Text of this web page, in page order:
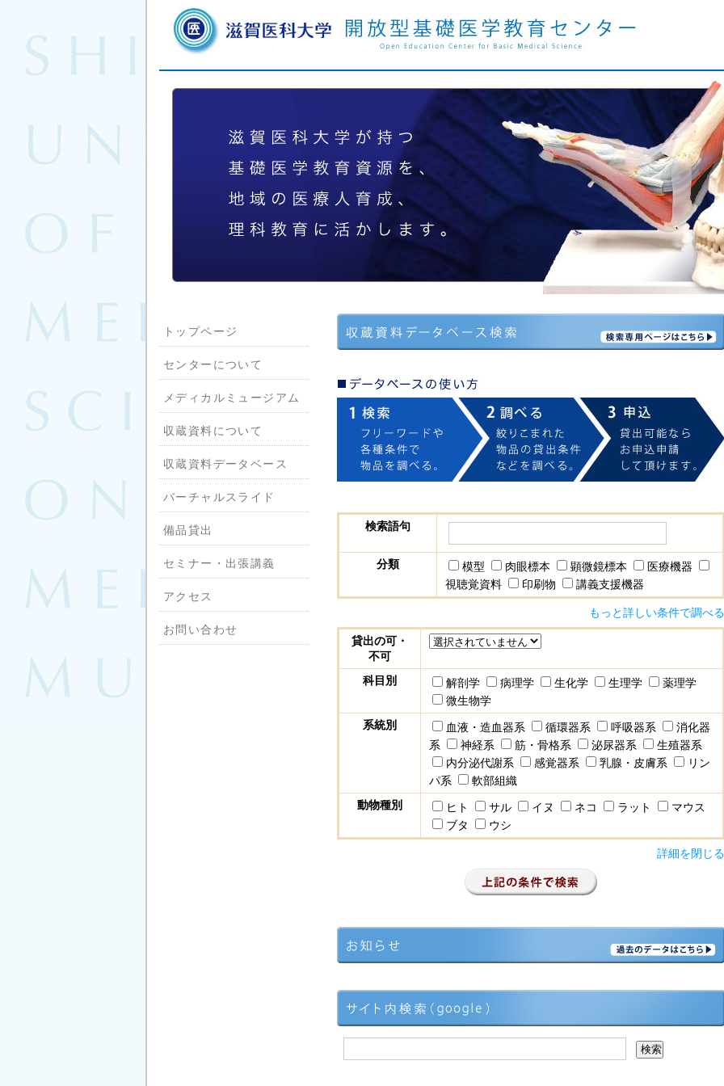
検索語句
分類 模型 肉眼標本 顕微鏡標本
医療機器
視聴覚資料
印刷物 講義支援機器
もっと詳しい条件で調べる
貸出の可・
不可
科目別
解剖学 病理学 生化学 生理学
薬理学
微生物学
系統別
血液・造血器系 循環器系 呼吸器系
消化器
系
神経系 筋・骨格系 泌尿器系
生殖器系
内分泌代謝系
感覚器系 乳腺・皮膚系
リン
パ系
軟部組織
動物種別
ヒト サル イヌ ネコ ラット
マウス
ブタ
ウシ
詳細を閉じる
トップページ
センターについて
メディカルミュージアム
収蔵資料について
収蔵資料データベース
バーチャルスライド
備品貸出
セミナー・出張講義
アクセス
お問い合わせ